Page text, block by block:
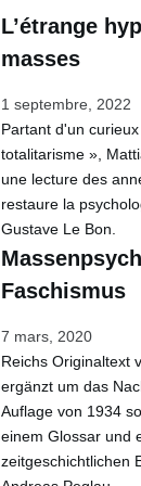
L’étrange
masses
1 septembre, 2022
Partant d'un
totalitarisme »,
une lecture des
restaure la
Gustave Le Bon.
Faschismus
7 mars, 2020
Reichs Originaltext
ergänzt um das
Auflage von 1934
einem Glossar und
zeitgeschichtlichen